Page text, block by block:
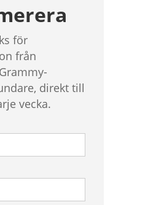
för
från
direkt till
vecka.